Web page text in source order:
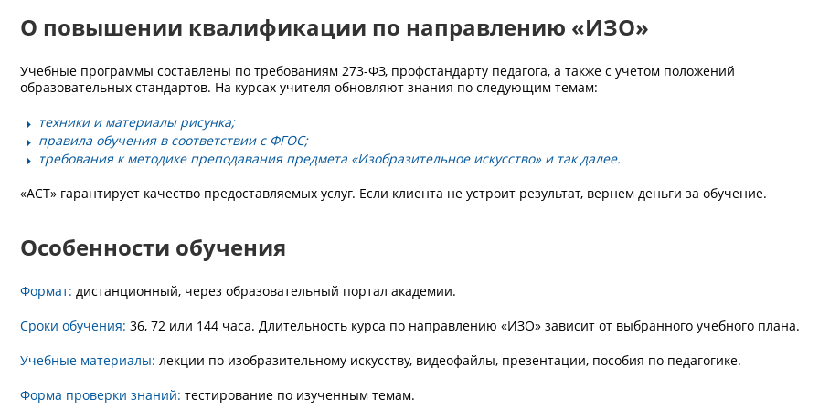
О повышении квалификации по направлению «ИЗО»
Учебные программы составлены по требованиям 273-ФЗ, профстандарту педагога, а также с учетом положений
образовательных стандартов. На курсах учителя обновляют знания по следующим темам:
техники и материалы рисунка;
правила обучения в соответствии с ФГОС;
требования к методике преподавания предмета «Изобразительное искусство» и так далее.
«АСТ» гарантирует качество предоставляемых услуг. Если клиента не устроит результат, вернем деньги за обучение.
Особенности обучения
Формат: дистанционный, через образовательный портал академии.
Сроки обучения: 36, 72 или 144 часа. Длительность курса по направлению «ИЗО» зависит от выбранного учебного плана.
Учебные материалы: лекции по изобразительному искусству, видеофайлы, презентации, пособия по педагогике.
Форма проверки знаний: тестирование по изученным темам.